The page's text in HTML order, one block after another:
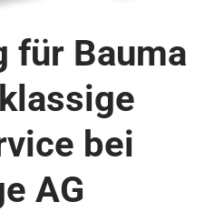
für Bauma
bei
AG